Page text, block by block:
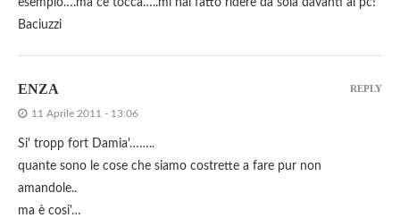
esempio….ma ce tocca…..mi hai fatto ridere da sola davanti al pc!
Baciuzzi
ENZA
11 Aprile 2011 - 13:06
Si' tropp fort Damia'……..
quante sono le cose che siamo costrette a fare pur non
amandole..
ma è cosi'…
REPLY